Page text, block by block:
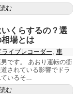
む
くらするの？選
場とは
ライブレコーダー, 車
です。 あおり運転の衝
されている影響でドラ
いるそ...
む